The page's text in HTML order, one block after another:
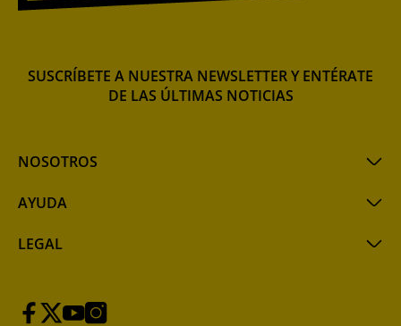
NOSOTROS
AYUDA
LEGAL
SUSCRÍBETE A NUESTRA NEWSLETTER Y ENTÉRATE
DE LAS ÚLTIMAS NOTICIAS